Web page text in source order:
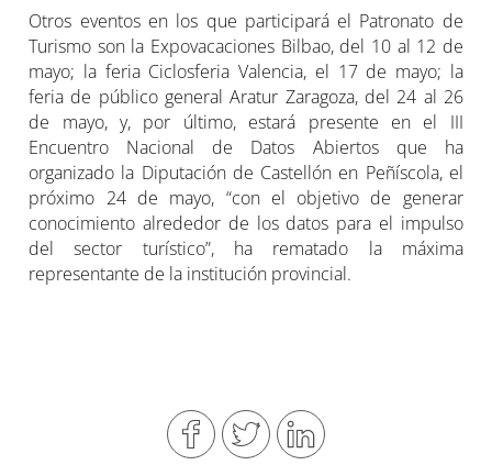
Otros eventos en los que participará el Patronato de
Turismo son la Expovacaciones Bilbao, del 10 al 12 de
mayo; la feria Ciclosferia Valencia, el 17 de mayo; la
feria de público general Aratur Zaragoza, del 24 al 26
de mayo, y, por último, estará presente en el III
Encuentro Nacional de Datos Abiertos que ha
organizado la Diputación de Castellón en Peñíscola, el
próximo 24 de mayo, “con el objetivo de generar
conocimiento alrededor de los datos para el impulso
del sector turístico”, ha rematado la máxima
representante de la institución provincial.